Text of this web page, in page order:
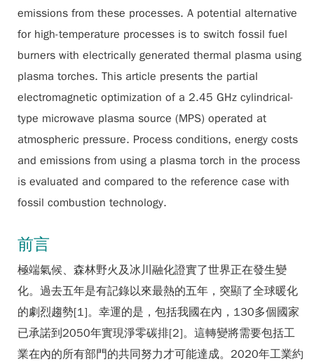
emissions from these processes. A potential alternative
for high-temperature processes is to switch fossil fuel
burners with electrically generated thermal plasma using
plasma torches. This article presents the partial
electromagnetic optimization of a 2.45 GHz cylindrical-
type microwave plasma source (MPS) operated at
atmospheric pressure. Process conditions, energy costs
and emissions from using a plasma torch in the process
is evaluated and compared to the reference case with
fossil combustion technology.
前言
極端氣候、森林野火及冰川融化證實了世界正在發生變
化。過去五年是有記錄以來最熱的五年，突顯了全球暖化
的劇烈趨勢[1]。幸運的是，包括我國在內，130多個國家
已承諾到2050年實現淨零碳排[2]。這轉變將需要包括工
業在內的所有部門的共同努力才可能達成。2020年工業約